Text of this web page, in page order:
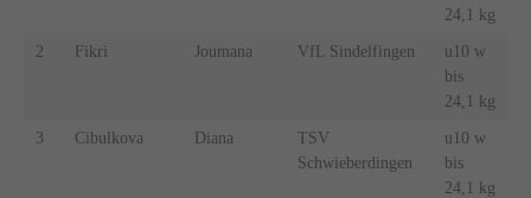
24,1 kg
2 Fikri Joumana VfL Sindelfingen
u10 w
bis
24,1 kg
3 Cibulkova Diana
TSV
Schwieberdingen
u10 w
bis
24,1 kg